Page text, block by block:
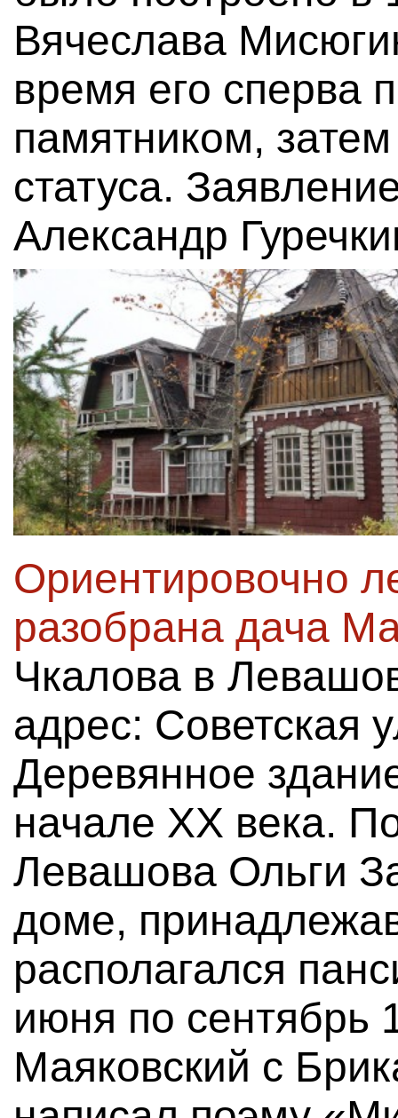
Вячеслава
время его сперва
памятником,
статуса.
Александр
Ориентировочно
разобрана дача
Чкалова в
адрес: Советская
Деревянное
начале XX века.
Левашова Ольги
доме,
располагался
июня по сентябрь
Маяковский с